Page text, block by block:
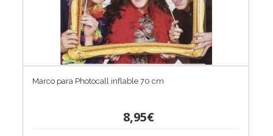
Marco para Photocall inflable 70 cm
8,95€